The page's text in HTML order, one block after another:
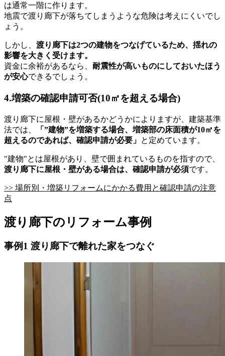
は通常一階に作ります。
地震で渡り廊下が落ちてしまうような危険は考えにくいでし
ょう。
しかし、 渡り廊下は2つの建物をつなげているため、揺れの
影響を大きく受けます。
資金に余裕があるなら、 耐震性が高いものにしておいたほう
が安心できるでしょう。
4.増築の確認申請可否(10㎡を超える場合)
渡り廊下に屋根・壁があるかどうかによりますが、建築基準
法では、
「”建物”を増築する場合、増築部の床面積が10㎡を
超えるのであれば、確認申請が必要」 と定めています。
"建物"とは屋根があり、壁で囲まれているものを指すので、
渡り廊下に屋根・壁がある場合は、確認申請が必須です。
>> 場所別・増築リフォームにかかる費用と確認申請の注意
点
渡り廊下のリフォーム事例
事例1 渡り廊下で離れた家をつなぐ